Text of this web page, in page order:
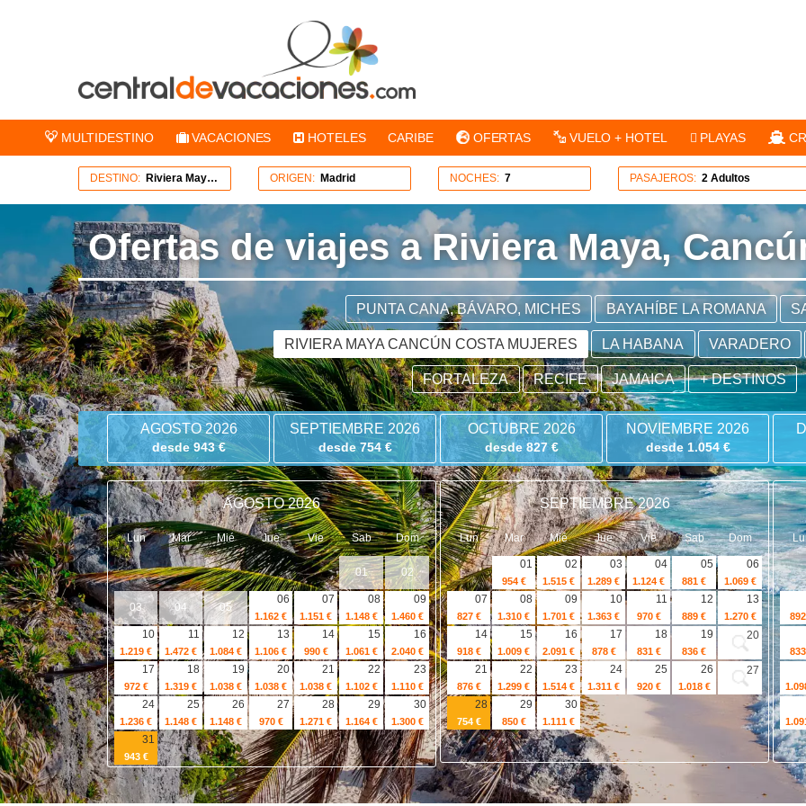
MULTIDESTINO VACACIONES HOTELES CARIBE OFERTAS VUELO + HOTEL PLAYAS
DESTINO: Riviera Maya Cancún Costa Mujeres ORIGEN: Madrid NOCHES: 7 PASAJEROS: 2 Adultos
Ofertas de viajes a Riviera Maya,
PUNTA CANA, BÁVARO, MICHES BAYAHÍBE LA ROMANA
RIVIERA MAYA CANCÚN COSTA MUJERES LA HABANA VARADERO
FORTALEZA RECIFE JAMAICA + DESTINOS
AGOSTO 2026
desde 943 €
SEPTIEMBRE 2026
desde 754 €
OCTUBRE 2026
desde 827 €
NOVIEMBRE 2026
desde 1.054 €
AGOSTO 2026
Lun Mar Mié Jue Vie Sab Dom
01 02
03 04 05
06
1.162 €
07
1.151 €
08
1.148 €
09
1.460 €
10
1.219 €
11
1.472 €
12
1.084 €
13
1.106 €
14
990 €
15
1.061 €
16
2.040 €
17
972 €
18
1.319 €
19
1.038 €
20
1.038 €
21
1.038 €
22
1.102 €
23
1.110 €
24
1.236 €
25
1.148 €
26
1.148 €
27
970 €
28
1.271 €
29
1.164 €
30
1.300 €
31
943 €
SEPTIEMBRE 2026
Lun Mar Mié Jue Vie Sab Dom
01
954 €
02
1.515 €
03
1.289 €
04
1.124 €
05
881 €
06
1.069 €
07
827 €
08
1.310 €
09
1.701 €
10
1.363 €
11
970 €
12
889 €
13
1.270 €
14
918 €
15
1.009 €
16
2.091 €
17
878 €
18
831 €
19
836 €
20
21
876 €
22
1.299 €
23
1.514 €
24
1.311 €
25
920 €
26
1.018 €
27
28
754 €
29
850 €
30
1.111 €